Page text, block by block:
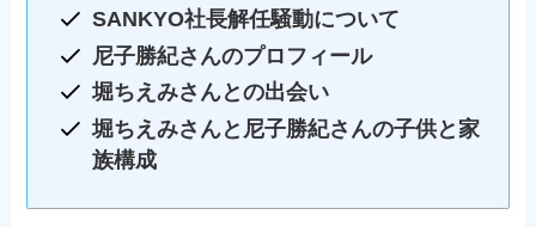
SANKYO社長解任騒動について
尼子勝紀さんのプロフィール
堀ちえみさんとの出会い
堀ちえみさんと尼子勝紀さんの子供と家
族構成